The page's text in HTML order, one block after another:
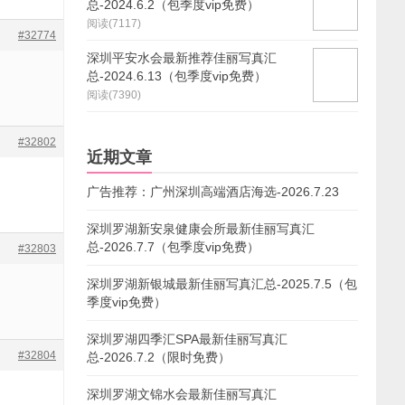
#32774
#32802
#32803
#32804
总-2024.6.2（包季度vip免费）
阅读(7117)
深圳平安水会最新推荐佳丽写真汇
总-2024.6.13（包季度vip免费）
阅读(7390)
近期文章
广告推荐：广州深圳高端酒店海选-2026.7.23
深圳罗湖新安泉健康会所最新佳丽写真汇
总-2026.7.7（包季度vip免费）
深圳罗湖新银城最新佳丽写真汇总-2025.7.5（包
季度vip免费）
深圳罗湖四季汇SPA最新佳丽写真汇
总-2026.7.2（限时免费）
深圳罗湖文锦水会最新佳丽写真汇